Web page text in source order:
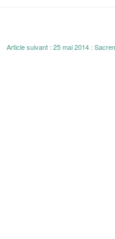
Article suivant : 25 mai 2014 :